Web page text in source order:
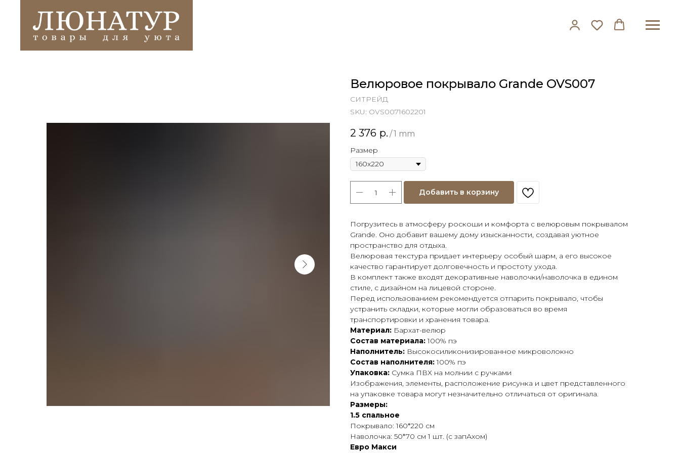
Велюровое покрывало Grande OVS007
СИТРЕЙД
SKU: OVS0071602201
2 376 р. /1 mm
Размер
Добавить в корзину
Погрузитесь в атмосферу роскоши и комфорта с велюровым покрывалом
Grande. Оно добавит вашему дому изысканности, создавая уютное
пространство для отдыха.
Велюровая текстура придает интерьеру особый шарм, а его высокое
качество гарантирует долговечность и простоту ухода.
В комплект также входят декоративные наволочки/наволочка в едином
стиле, с дизайном на лицевой стороне.
Перед использованием рекомендуется отпарить покрывало, чтобы
устранить складки, которые могли образоваться во время
транспортировки и хранения товара.
Материал: Бархат-велюр
Состав материала:100% пэ
Наполнитель: Высокосиликонизированное микроволокно
Состав наполнителя:100% пэ
Упаковка: Сумка ПВХ на молнии с ручками
Изображения, элементы, расположение рисунка и цвет представленного
на упаковке товара могут незначительно отличаться от оригинала.
Размеры:
1.5 спальное
Покрывало: 160*220 см
Наволочка: 50*70 см 1 шт. (с запАхом)
Евро Макси